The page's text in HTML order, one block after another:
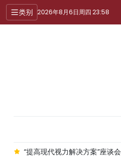
类别 2026年8月6日周四 23:58
“提高现代视力解决方案”座谈